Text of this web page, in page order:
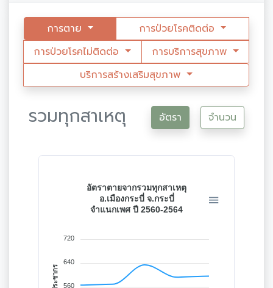
การตาย
การป่วยโรคติดต่อ
การป่วยโรคไม่ติดต่อ
การบริการสุขภาพ
บริการสร้างเสริมสุขภาพ
รวมทุกสาเหตุ อัตรา จำนวน